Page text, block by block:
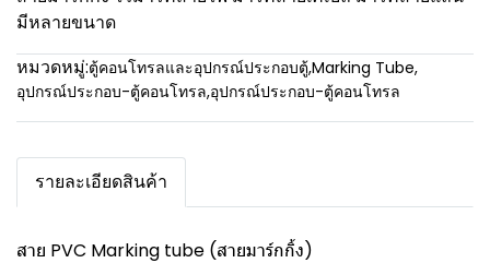
มีหลายขนาด
หมวดหมู่:ตู้คอนโทรลและอุปกรณ์ประกอบตู้,Marking Tube,
อุปกรณ์ประกอบ-ตู้คอนโทรล,อุปกรณ์ประกอบ-ตู้คอนโทรล
รายละเอียดสินค้า
สาย PVC Marking tube (สายมาร์กกิ้ง)